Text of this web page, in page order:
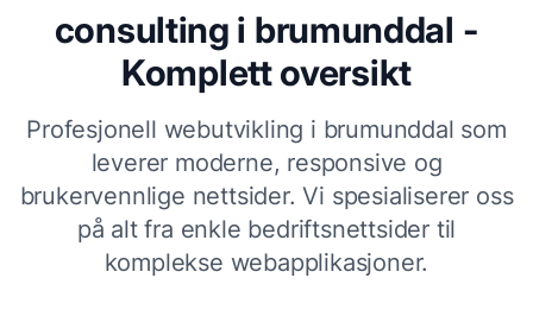
consulting i brumunddal -
Komplett oversikt
Profesjonell webutvikling i brumunddal som
leverer moderne, responsive og
brukervennlige nettsider. Vi spesialiserer oss
på alt fra enkle bedriftsnettsider til
komplekse webapplikasjoner.